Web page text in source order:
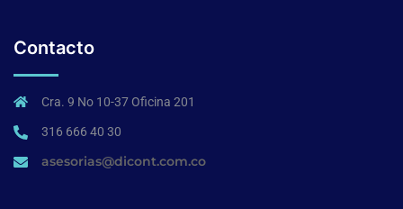
Contacto
Cra. 9 No 10-37 Oficina 201
316 666 40 30
asesorias@dicont.com.co